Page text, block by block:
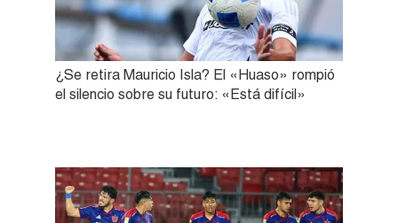
¿Se retira Mauricio Isla? El «Huaso» rompió
el silencio sobre su futuro: «Está difícil»